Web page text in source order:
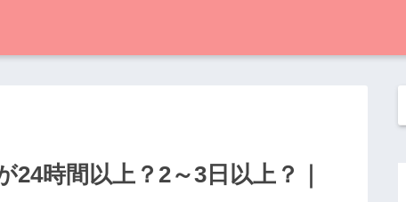
時間以上？2～3日以上？｜